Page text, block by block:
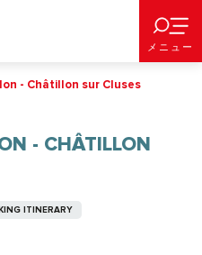
メニュー
- Châtillon sur Cluses
- CHÂTILLON
ITINERARY